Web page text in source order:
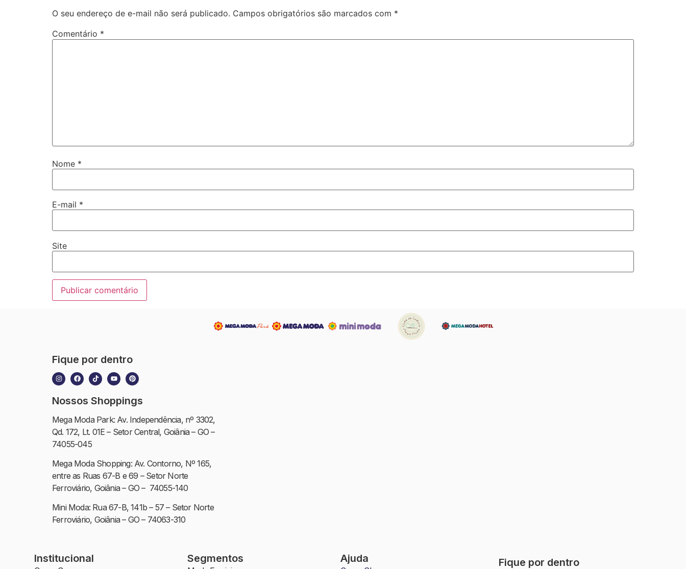
O seu endereço de e-mail não será publicado. Campos obrigatórios são marcados com *
Comentário *
Nome *
E-mail *
Site
Fique por dentro
Nossos Shoppings
Mega Moda Park: Av. Independência, nº 3302,
Qd. 172, Lt. 01E – Setor Central, Goiânia – GO –
74055-045
Mega Moda Shopping: Av. Contorno, Nº 165,
entre as Ruas 67-B e 69 – Setor Norte
Ferroviário, Goiânia – GO – 74055-140
Mini Moda: Rua 67-B, 141b – 57 – Setor Norte
Ferroviário, Goiânia – GO – 74063-310
Institucional Segmentos Ajuda Fique por dentro